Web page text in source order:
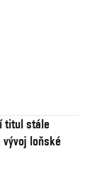
titul stále
vývoj loňské